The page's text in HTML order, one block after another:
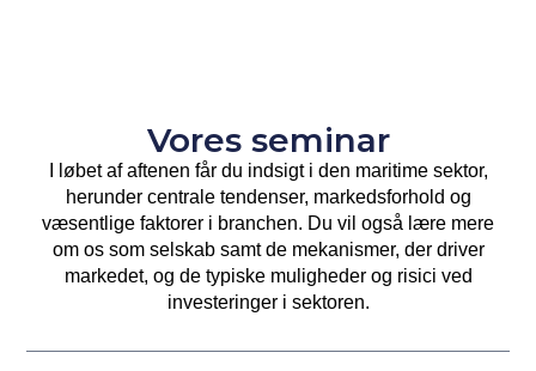
Vores seminar
I løbet af aftenen får du indsigt i den maritime sektor,
herunder centrale tendenser, markedsforhold og
væsentlige faktorer i branchen. Du vil også lære mere
om os som selskab samt de mekanismer, der driver
markedet, og de typiske muligheder og risici ved
investeringer i sektoren.